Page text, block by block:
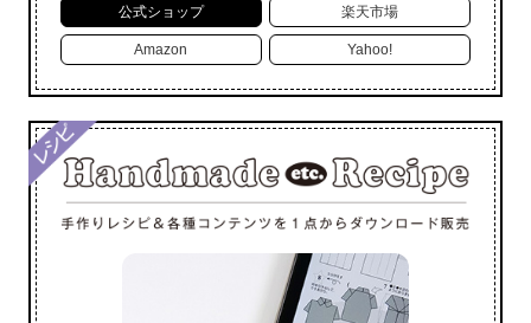
公式ショップ 楽天市場
Amazon Yahoo!